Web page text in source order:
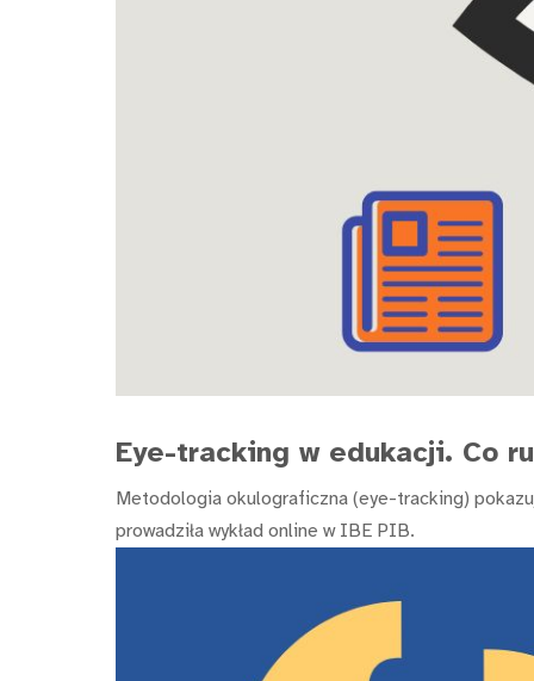
Eye-tracking w edukacji. Co
Metodologia okulograficzna (eye-tracking)
prowadziła wykład online w IBE PIB.